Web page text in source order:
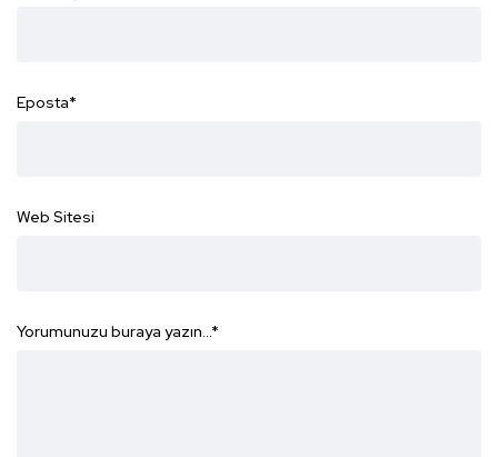
Eposta*
Web Sitesi
Yorumunuzu buraya yazın...*